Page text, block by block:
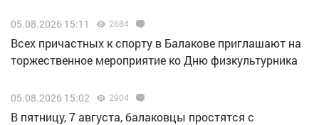
05.08.2026 15:11 2684
Всех причастных к спорту в Балакове приглашают на
торжественное мероприятие ко Дню физкультурника
05.08.2026 15:02 2904
В пятницу, 7 августа, балаковцы простятся с